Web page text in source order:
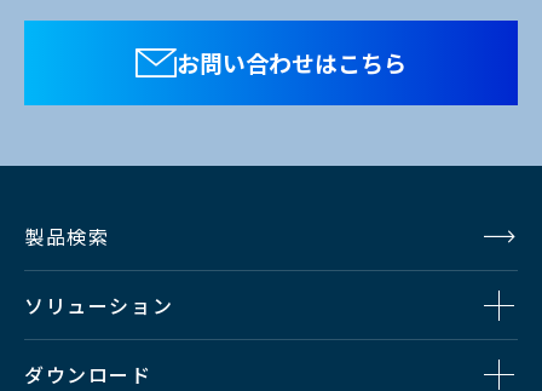
お問い合わせはこちら
製品検索
ソリューション
ダウンロード